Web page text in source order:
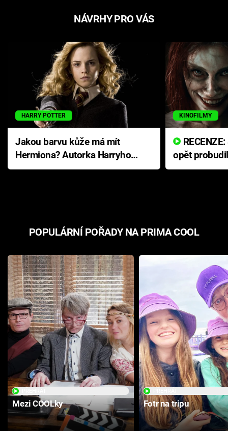
NÁVRHY PRO VÁS
HARRY POTTER
Jakou barvu kůže má mít
Hermiona? Autorka Harryho
Pottera přišla s ráznou
KINOFILMY
opět
přichází s
POPULÁRNÍ POŘADY NA PRIMA COOL
Mezi COOLky Fotr na tripu